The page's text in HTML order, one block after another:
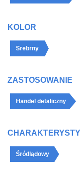
KOLOR
Srebrny
ZASTOSOWANIE
Handel detaliczny
Śródlądowy